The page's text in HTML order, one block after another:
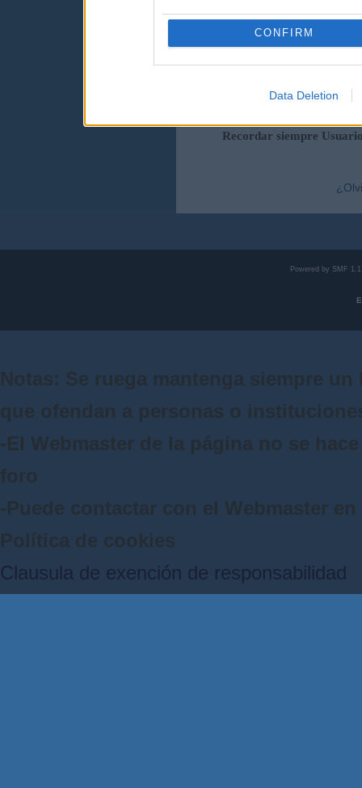
CONFIRM
Data Deletion
Por favor ingresa abajo o haz clic-
Ingresar
Recordar siempre
Powered by SMF
Notas: Se ruega mantenga siempre
que ofendan a personas o
-El Webmaster de la página no se
foro
-Puede contactar con el Webmaster
Política de cookies
Clausula de exención de responsabilidad